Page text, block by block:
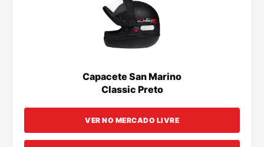
Capacete San Marino
Classic Preto
VER NO MERCADO LIVRE